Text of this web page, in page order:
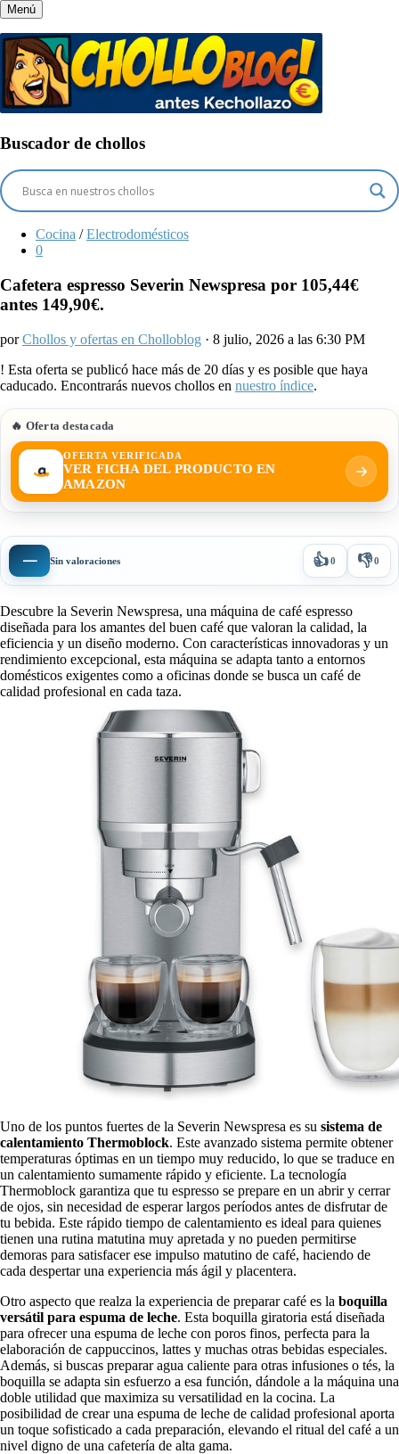
Menú
Buscador de chollos
Cocina / Electrodomésticos
0
Cafetera espresso Severin Newspresa por 105,44€
antes 149,90€.
porChollos y ofertas en Cholloblog · 8 julio, 2026 a las 6:30 PM
! Esta oferta se publicó hace más de 20 días y es posible que haya
caducado. Encontrarás nuevos chollos en nuestro índice.
🔥 Oferta destacada
OFERTA VERIFICADA
VER FICHA DEL PRODUCTO EN
AMAZON
— Sin valoraciones 👍0 👎0
Descubre la Severin Newspresa, una máquina de café espresso
diseñada para los amantes del buen café que valoran la calidad, la
eficiencia y un diseño moderno. Con características innovadoras y un
rendimiento excepcional, esta máquina se adapta tanto a entornos
domésticos exigentes como a oficinas donde se busca un café de
calidad profesional en cada taza.
Uno de los puntos fuertes de la Severin Newspresa es su sistema de
calentamiento Thermoblock. Este avanzado sistema permite obtener
temperaturas óptimas en un tiempo muy reducido, lo que se traduce en
un calentamiento sumamente rápido y eficiente. La tecnología
Thermoblock garantiza que tu espresso se prepare en un abrir y cerrar
de ojos, sin necesidad de esperar largos períodos antes de disfrutar de
tu bebida. Este rápido tiempo de calentamiento es ideal para quienes
tienen una rutina matutina muy apretada y no pueden permitirse
demoras para satisfacer ese impulso matutino de café, haciendo de
cada despertar una experiencia más ágil y placentera.
Otro aspecto que realza la experiencia de preparar café es la boquilla
versátil para espuma de leche. Esta boquilla giratoria está diseñada
para ofrecer una espuma de leche con poros finos, perfecta para la
elaboración de cappuccinos, lattes y muchas otras bebidas especiales.
Además, si buscas preparar agua caliente para otras infusiones o tés, la
boquilla se adapta sin esfuerzo a esa función, dándole a la máquina una
doble utilidad que maximiza su versatilidad en la cocina. La
posibilidad de crear una espuma de leche de calidad profesional aporta
un toque sofisticado a cada preparación, elevando el ritual del café a un
nivel digno de una cafetería de alta gama.